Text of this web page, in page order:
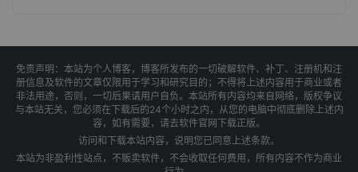
免责声明：本站为个人博客，博客所发布的一切破解软件、补丁、注册机和注
册信息及软件的文章仅限用于学习和研究目的；不得将上述内容用于商业或者
非法用途，否则，一切后果请用户自负。本站所有内容均来自网络，版权争议
与本站无关，您必须在下载后的24个小时之内，从您的电脑中彻底删除上述内
容，如有需要，请去软件官网下载正版。
访问和下载本站内容，说明您已同意上述条款。
本站为非盈利性站点，不贩卖软件，不会收取任何费用，所有内容不作为商业